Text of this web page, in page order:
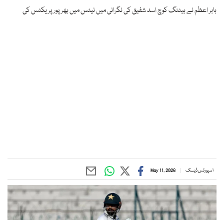
بابر اعظم نے بیٹنگ کوچ اسد شفیق کی نگرانی میں نیٹس میں بھرپور پریکٹس کی
اسپورٹس ڈیسک May 11, 2026